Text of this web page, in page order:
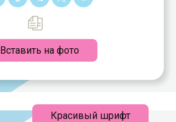
Вставить на фото
Красивый шрифт